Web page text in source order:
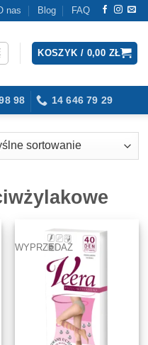
nas Blog FAQ
KOSZYK / 0,00 ZŁ
98 14 646 79 29
WYPRZEDAŻ